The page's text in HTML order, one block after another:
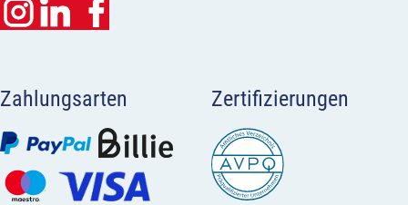
Zahlungsarten Zertifizierungen